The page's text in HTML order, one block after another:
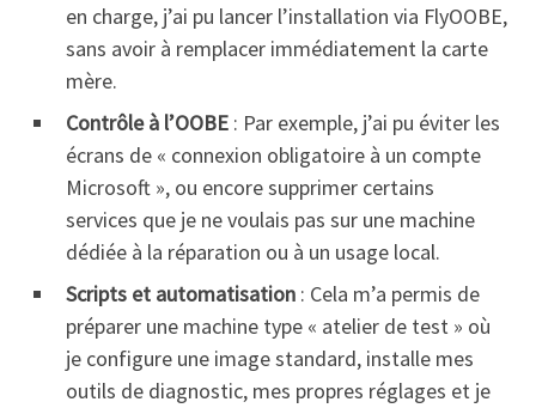
en charge, j’ai pu lancer l’installation via FlyOOBE,
sans avoir à remplacer immédiatement la carte
mère.
Contrôle à l’OOBE : Par exemple, j’ai pu éviter les
écrans de « connexion obligatoire à un compte
Microsoft », ou encore supprimer certains
services que je ne voulais pas sur une machine
dédiée à la réparation ou à un usage local.
Scripts et automatisation : Cela m’a permis de
préparer une machine type « atelier de test » où
je configure une image standard, installe mes
outils de diagnostic, mes propres réglages et je